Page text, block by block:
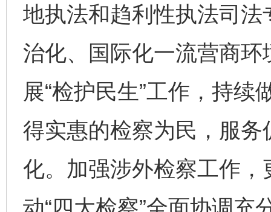
地执法和趋利性执法司
治化、国际化一流营商
展“检护民生”工作，持
得实惠的检察为民，服
化。加强涉外检察工作